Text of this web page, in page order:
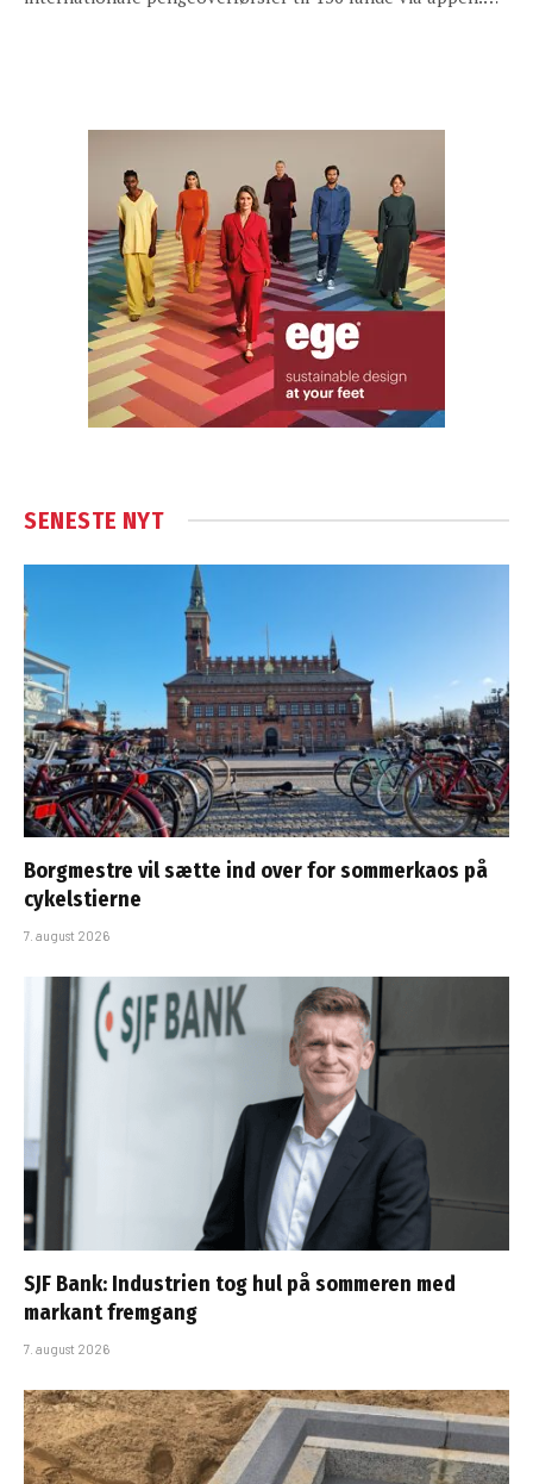
SENESTE NYT
Borgmestre vil sætte ind over for sommerkaos på
cykelstierne
7. august 2026
SJF Bank: Industrien tog hul på sommeren med
markant fremgang
7. august 2026